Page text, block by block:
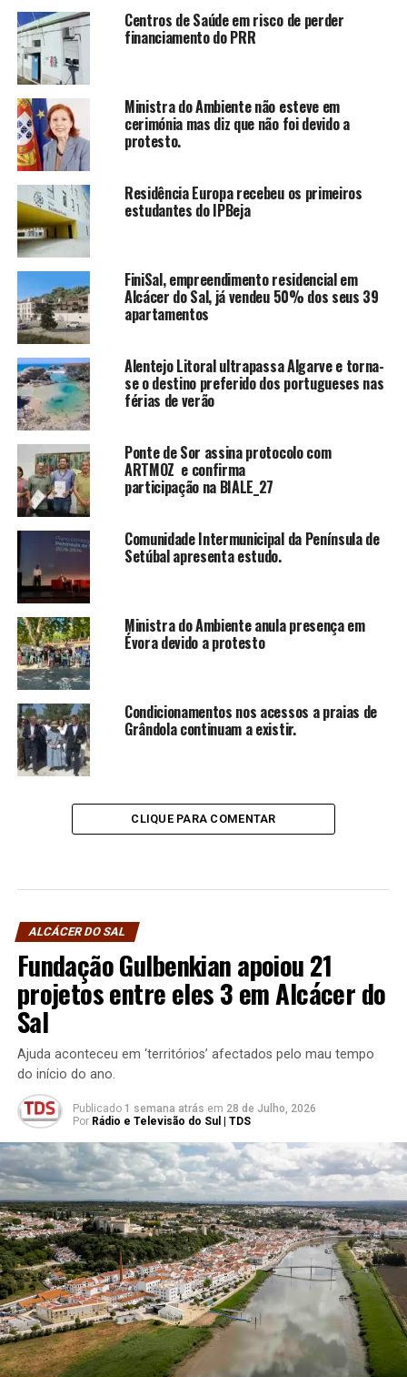
Centros de Saúde em risco de perder
financiamento do PRR
Ministra do Ambiente não esteve em
cerimónia mas diz que não foi devido a
protesto.
Residência Europa recebeu os primeiros
estudantes do IPBeja
FiniSal, empreendimento residencial em
Alcácer do Sal, já vendeu 50% dos seus 39
apartamentos
Alentejo Litoral ultrapassa Algarve e torna-
se o destino preferido dos portugueses nas
férias de verão
Ponte de Sor assina protocolo com
ARTMOZ e confirma
participação na BIALE_27
Comunidade Intermunicipal da Península de
Setúbal apresenta estudo.
Ministra do Ambiente anula presença em
Évora devido a protesto
Condicionamentos nos acessos a praias de
Grândola continuam a existir.
CLIQUE PARA COMENTAR
ALCÁCER DO SAL
Fundação Gulbenkian apoiou 21
projetos entre eles 3 em Alcácer do
Sal
Ajuda aconteceu em ‘territórios’ afectados pelo mau tempo
do início do ano.
Publicado 1 semana atrás em 28 de Julho, 2026
Por Rádio e Televisão do Sul | TDS